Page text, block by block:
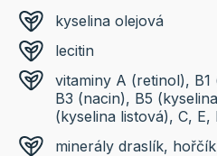
kyselina olejová
lecitin
vitaminy A (retinol),
B3 (nacin), B5
(kyselina listová), C, E,
minerály draslík,